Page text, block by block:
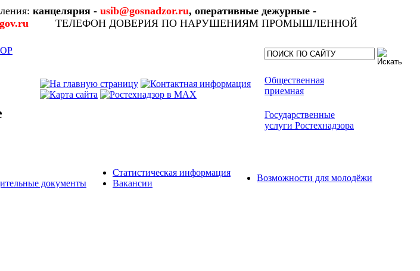
канцелярия - usib@gosnadzor.ru, оперативные дежурные -
ТЕЛЕФОН ДОВЕРИЯ ПО НАРУШЕНИЯМ ПРОМЫШЛЕННОЙ
Общественная
приемная
Государственные
услуги Ростехнадзора
документы
Статистическая информация
Вакансии
Возможности для молодёжи